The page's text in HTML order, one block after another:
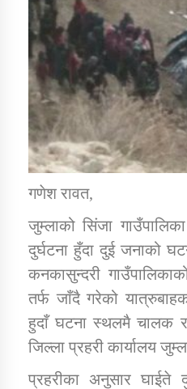
कर्णाली
सामाजिक
कार्यक्रम
गणेश रावत,
जुम्लाको सिंजा
दुर्घटना हुँदा दुई जनाको
कनकासुन्दरी
तर्फ जाँदै गरेको
हुदाँ घटना स्थलमै चालक
जिल्ला प्रहरी कार्यालय
प्रहरीका अनुसार घाईते